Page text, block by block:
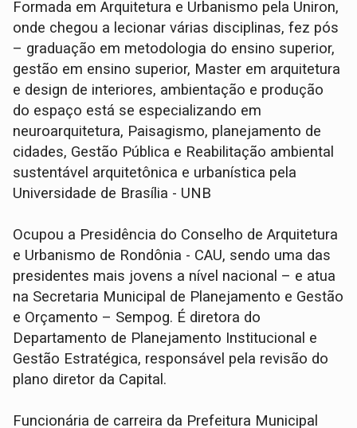
Formada em Arquitetura e Urbanismo pela Uniron,
onde chegou a lecionar várias disciplinas, fez pós
– graduação em metodologia do ensino superior,
gestão em ensino superior, Master em arquitetura
e design de interiores, ambientação e produção
do espaço está se especializando em
neuroarquitetura, Paisagismo, planejamento de
cidades, Gestão Pública e Reabilitação ambiental
sustentável arquitetônica e urbanística pela
Universidade de Brasília - UNB
Ocupou a Presidência do Conselho de Arquitetura
e Urbanismo de Rondônia - CAU, sendo uma das
presidentes mais jovens a nível nacional – e atua
na Secretaria Municipal de Planejamento e Gestão
e Orçamento – Sempog. É diretora do
Departamento de Planejamento Institucional e
Gestão Estratégica, responsável pela revisão do
plano diretor da Capital.
Funcionária de carreira da Prefeitura Municipal